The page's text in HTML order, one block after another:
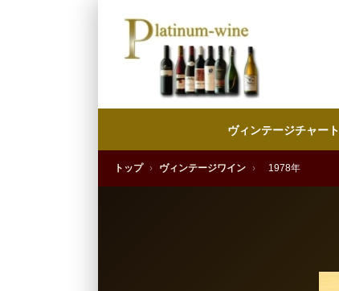
ヴィンテージチャート
トップ › ヴィンテージワイン › 1978年